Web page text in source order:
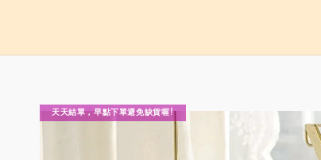
天天結單，早點下單避免缺貨喔!